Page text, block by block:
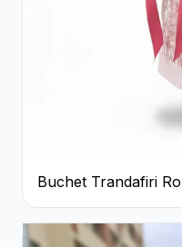
Buchet Trandafiri